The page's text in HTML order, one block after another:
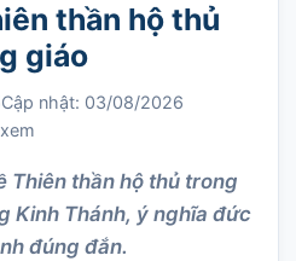
thần hộ thủ
giáo
Cập nhật: 03/08/2026
Thiên thần hộ thủ trong
Kinh Thánh, ý nghĩa đức
đúng đắn.